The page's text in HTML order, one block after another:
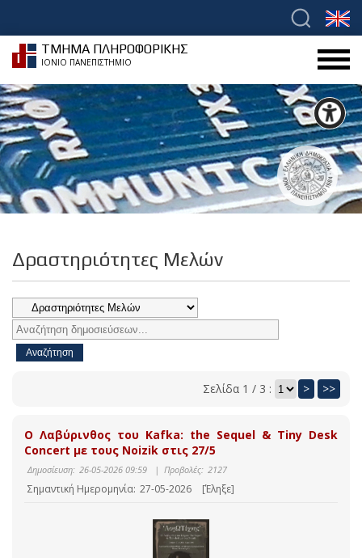
ΤΜΗΜΑ ΠΛΗΡΟΦΟΡΙΚΗΣ
ΙΟΝΙΟ ΠΑΝΕΠΙΣΤΗΜΙΟ
Δραστηριότητες Μελών
Σελίδα 1 / 3 : > >>
Ο Λαβύρινθος του Kafka: the Sequel & Tiny Desk
Concert με τους Noizik στις 27/5
Δημοσίευση: 26-05-2026 09:59 | Προβολές: 2127
Σημαντική Ημερομηνία: 27-05-2026 [Έληξε]